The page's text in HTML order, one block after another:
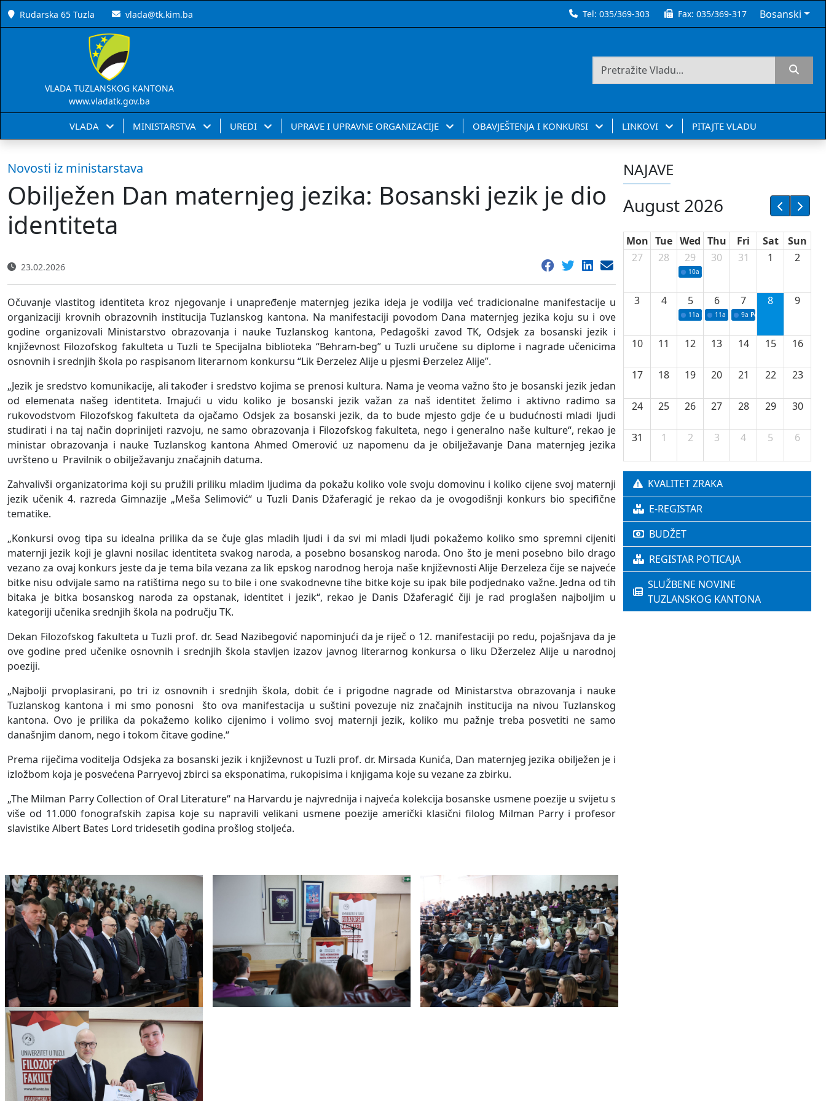
Rudarska 65 Tuzla vlada@tk.kim.ba Tel:035/369-303 Fax:035/369-317 Bosanski
VLADA TUZLANSKOG KANTONA
www.vladatk.gov.ba
VLADA MINISTARSTVA UREDI UPRAVE I UPRAVNE ORGANIZACIJE OBAVJEŠTENJA I KONKURSI LINKOVI PITAJTE VLADU
Novosti iz ministarstava
Obilježen Dan maternjeg jezika: Bosanski jezik je dio
identiteta
23.02.2026
Očuvanje vlastitog identiteta kroz njegovanje i unapređenje maternjeg jezika ideja je vodilja već tradicionalne manifestacije u
organizaciji krovnih obrazovnih institucija Tuzlanskog kantona. Na manifestaciji povodom Dana maternjeg jezika koju su i ove
godine organizovali Ministarstvo obrazovanja i nauke Tuzlanskog kantona, Pedagoški zavod TK, Odsjek za bosanski jezik i
književnost Filozofskog fakulteta u Tuzli te Specijalna biblioteka “Behram-beg” u Tuzli uručene su diplome i nagrade učenicima
osnovnih i srednjih škola po raspisanom literarnom konkursu “Lik Đerzelez Alije u pjesmi Đerzelez Alije”.
„Jezik je sredstvo komunikacije, ali također i sredstvo kojima se prenosi kultura. Nama je veoma važno što je bosanski jezik jedan
od elemenata našeg identiteta. Imajući u vidu koliko je bosanski jezik važan za naš identitet želimo i aktivno radimo sa
rukovodstvom Filozofskog fakulteta da ojačamo Odsjek za bosanski jezik, da to bude mjesto gdje će u budućnosti mladi ljudi
studirati i na taj način doprinijeti razvoju, ne samo obrazovanja i Filozofskog fakulteta, nego i generalno naše kulture“, rekao je
ministar obrazovanja i nauke Tuzlanskog kantona Ahmed Omerović uz napomenu da je obilježavanje Dana maternjeg jezika
uvršteno u Pravilnik o obilježavanju značajnih datuma.
Zahvalivši organizatorima koji su pružili priliku mladim ljudima da pokažu koliko vole svoju domovinu i koliko cijene svoj maternji
jezik učenik 4. razreda Gimnazije „Meša Selimović“ u Tuzli Danis Džaferagić je rekao da je ovogodišnji konkurs bio specifične
tematike.
„Konkursi ovog tipa su idealna prilika da se čuje glas mladih ljudi i da svi mi mladi ljudi pokažemo koliko smo spremni cijeniti
maternji jezik koji je glavni nosilac identiteta svakog naroda, a posebno bosanskog naroda. Ono što je meni posebno bilo drago
vezano za ovaj konkurs jeste da je tema bila vezana za lik epskog narodnog heroja naše književnosti Alije Đerzeleza čije se najveće
bitke nisu odvijale samo na ratištima nego su to bile i one svakodnevne tihe bitke koje su ipak bile podjednako važne. Jedna od tih
bitaka je bitka bosanskog naroda za opstanak, identitet i jezik“, rekao je Danis Džaferagić čiji je rad proglašen najboljim u
kategoriji učenika srednjih škola na području TK.
Dekan Filozofskog fakulteta u Tuzli prof. dr. Sead Nazibegović napominjući da je riječ o 12. manifestaciji po redu, pojašnjava da je
ove godine pred učenike osnovnih i srednjih škola stavljen izazov javnog literarnog konkursa o liku Džerzelez Alije u narodnoj
poeziji.
„Najbolji prvoplasirani, po tri iz osnovnih i srednjih škola, dobit će i prigodne nagrade od Ministarstva obrazovanja i nauke
Tuzlanskog kantona i mi smo ponosni što ova manifestacija u suštini povezuje niz značajnih institucija na nivou Tuzlanskog
kantona. Ovo je prilika da pokažemo koliko cijenimo i volimo svoj maternji jezik, koliko mu pažnje treba posvetiti ne samo
današnjim danom, nego i tokom čitave godine.“
Prema riječima voditelja Odsjeka za bosanski jezik i književnost u Tuzli prof. dr. Mirsada Kunića, Dan maternjeg jezika obilježen je i
izložbom koja je posvećena Parryevoj zbirci sa eksponatima, rukopisima i knjigama koje su vezane za zbirku.
„The Milman Parry Collection of Oral Literature“ na Harvardu je najvrednija i najveća kolekcija bosanske usmene poezije u svijetu s
više od 11.000 fonografskih zapisa koje su napravili velikani usmene poezije američki klasični filolog Milman Parry i profesor
slavistike Albert Bates Lord tridesetih godina prošlog stoljeća.
NAJAVE
August 2026
Mon Tue Wed Thu Fri Sat
Sun
27
28 29
10a Potpisivanje ugovora sa neprofitnim
30 31 1 2
3 4 5
11a Potpisivanje ugovora o stipendijama
6
11a Podrška razvoju vodne
7
9a Početak izgradnje nove
8 9
10 11 12 13 14 15 16
17 18 19 20 21 22 23
24 25 26 27 28 29 30
31 1 2 3 4 5 6
KVALITET ZRAKA
E-REGISTAR
BUDŽET
REGISTAR POTICAJA
SLUŽBENE NOVINE
TUZLANSKOG KANTONA